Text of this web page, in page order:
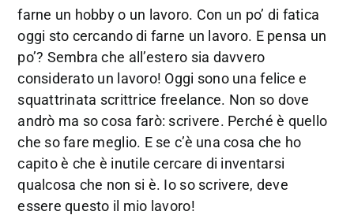
farne un hobby o un lavoro. Con un po’ di fatica
oggi sto cercando di farne un lavoro. E pensa un
po’? Sembra che all’estero sia davvero
considerato un lavoro! Oggi sono una felice e
squattrinata scrittrice freelance. Non so dove
andrò ma so cosa farò: scrivere. Perché è quello
che so fare meglio. E se c’è una cosa che ho
capito è che è inutile cercare di inventarsi
qualcosa che non si è. Io so scrivere, deve
essere questo il mio lavoro!